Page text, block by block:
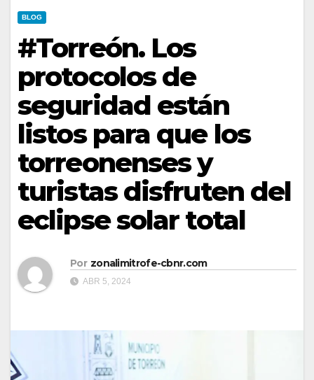
BLOG
#Torreón. Los
protocolos de
seguridad están
listos para que los
torreonenses y
turistas disfruten del
eclipse solar total
Por zonalimitrofe-cbnr.com
ABR 5, 2024